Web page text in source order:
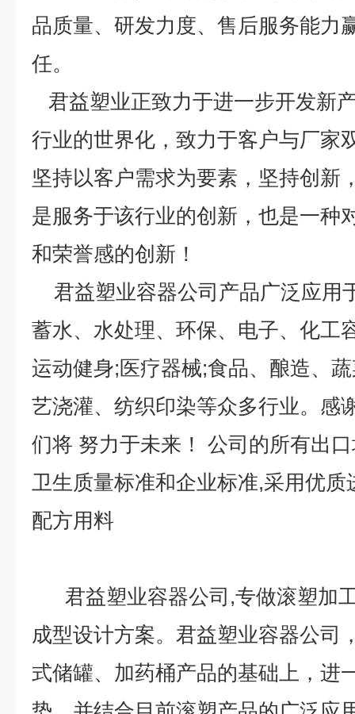
品质量、研发力度、售后服务能力
任。
君益塑业正致力于进一步开发新
行业的世界化，致力于客户与厂家
坚持以客户需求为要素，坚持创新
是服务于该行业的创新，也是一种
和荣誉感的创新！
君益塑业容器公司产品广泛应用
蓄水、水处理、环保、电子、化工
运动健身;医疗器械;食品、酿造、
艺浇灌、纺织印染等众多行业。感
们将 努力于未来！ 公司的所有出
卫生质量标准和企业标准,采用优
配方用料
君益塑业容器公司,专做滚塑加
成型设计方案。君益塑业容器公司
式储罐、加药桶产品的基础上，进